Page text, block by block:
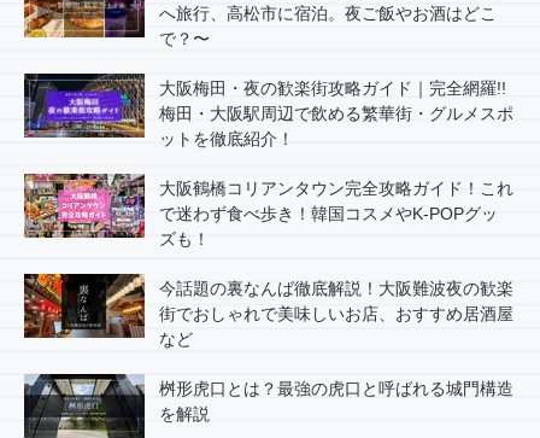
へ旅行、高松市に宿泊。夜ご飯やお酒はどこ
で？〜
大阪梅田・夜の歓楽街攻略ガイド｜完全網羅!!
梅田・大阪駅周辺で飲める繁華街・グルメスポ
ットを徹底紹介！
大阪鶴橋コリアンタウン完全攻略ガイド！これ
で迷わず食べ歩き！韓国コスメやK-POPグッ
ズも！
今話題の裏なんば徹底解説！大阪難波夜の歓楽
街でおしゃれで美味しいお店、おすすめ居酒屋
など
桝形虎口とは？最強の虎口と呼ばれる城門構造
を解説